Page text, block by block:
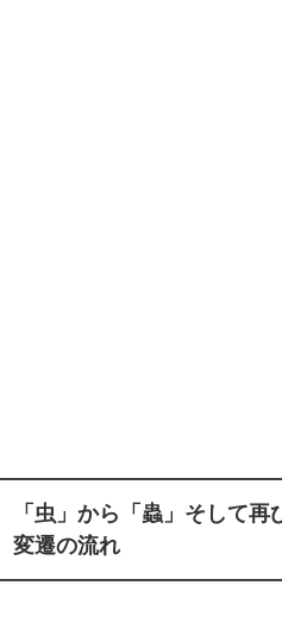
「虫」から「蟲」そして
変遷の流れ